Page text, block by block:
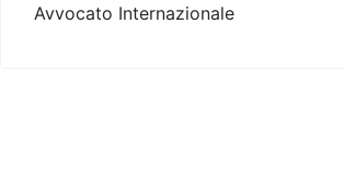
Avvocato Internazionale